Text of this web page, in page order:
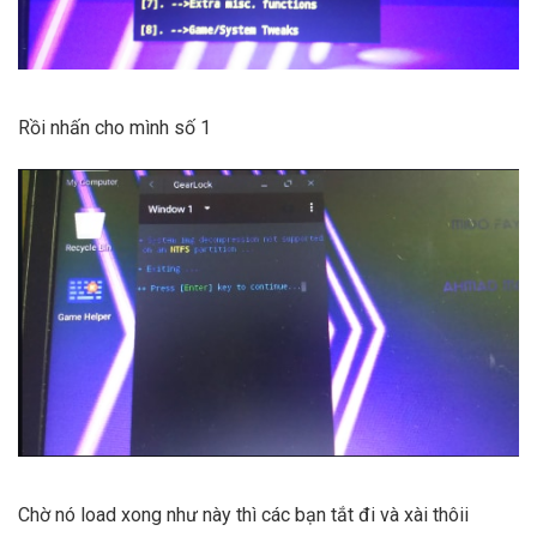
Rồi nhấn cho mình số 1
Chờ nó load xong như này thì các bạn tắt đi và xài thôii